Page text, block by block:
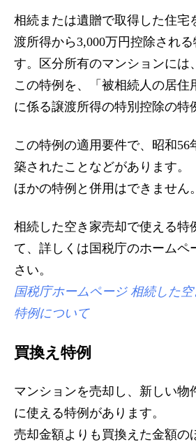
相続または遺贈で取得した住宅
渡所得から3,000万円控除され
す。区分所有のマンションには
この特例を、「被相続人の居住
に係る譲渡所得の特別控除の特
この特例の適用要件で、昭和56
築されたことなどがあります。
ほかの特例と併用はできません。
相続した空き家売却で使える特
て、詳しくは国税庁のホームペ
さい。
国税庁ホームページ 相続した
特例について
買換え特例
マンションを売却し、新しい物
に使える特例があります。
売却金額よりも買換えた金額の